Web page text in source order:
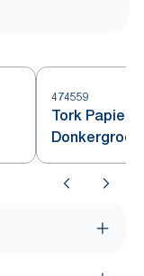
474559
Tork
Donkergroen